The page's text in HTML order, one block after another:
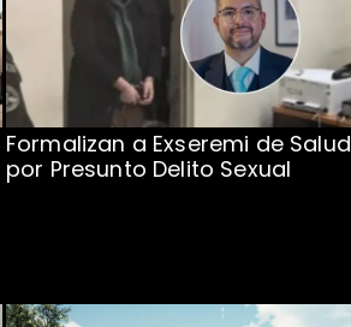
Formalizan a Exseremi de Salud
por Presunto Delito Sexual